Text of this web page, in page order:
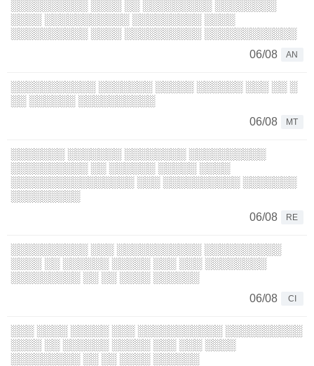
░░░░░░░░░░ ░░░░ ░░ ░░░░░░░░░ ░░░░░░░░
░░░░ ░░░░░░░░░░░ ░░░░░░░░░ ░░░░
░░░░░░░░░░ ░░░░ ░░░░░░░░░░ ░░░░░░░░░░░░
06/08
AN
░░░░░░░░░░░ ░░░░░░░ ░░░░░ ░░░░░░ ░░░ ░░ ░
░░ ░░░░░░ ░░░░░░░░░░
06/08
MT
░░░░░░░ ░░░░░░░ ░░░░░░░░ ░░░░░░░░░░
░░░░░░░░░░ ░░ ░░░░░░ ░░░░░ ░░░░
░░░░░░░░░░░░░░░░ ░░░ ░░░░░░░░░░ ░░░░░░░
░░░░░░░░░
06/08
RE
░░░░░░░░░░ ░░░ ░░░░░░░░░░░ ░░░░░░░░░░
░░░░ ░░ ░░░░░░ ░░░░░ ░░░ ░░░ ░░░░░░░░
░░░░░░░░░ ░░ ░░ ░░░░ ░░░░░░
06/08
CI
░░░ ░░░░ ░░░░░ ░░░ ░░░░░░░░░░░ ░░░░░░░░░░
░░░░ ░░ ░░░░░░ ░░░░░ ░░░ ░░░ ░░░░
░░░░░░░░░ ░░ ░░ ░░░░ ░░░░░░